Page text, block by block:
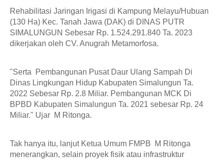
Rehabilitasi Jaringan Irigasi di Kampung Melayu/Hubuan
(130 Ha) Kec. Tanah Jawa (DAK) di DINAS PUTR
SIMALUNGUN Sebesar Rp. 1.524.291.840 Ta. 2023
dikerjakan oleh CV. Anugrah Metamorfosa.
"Serta  Pembangunan Pusat Daur Ulang Sampah Di
Dinas Lingkungan Hidup Kabupaten Simalungun Ta.
2022 Sebesar Rp. 2.8 Miliar. Pembangunan MCK Di
BPBD Kabupaten Simalungun Ta. 2021 sebesar Rp. 24
Miliar." Ujar  M Ritonga.
Tak hanya itu, lanjut Ketua Umum FMPB  M Ritonga
menerangkan, selain proyek fisik atau infrastruktur